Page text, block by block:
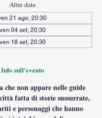
Altre date
21 ago, 20:30
ven 04 set, 20:30
ven 18 set, 20:30
Info sull'evento
che non appare nelle guide
fatta di storie sussurrate,
e personaggi che hanno